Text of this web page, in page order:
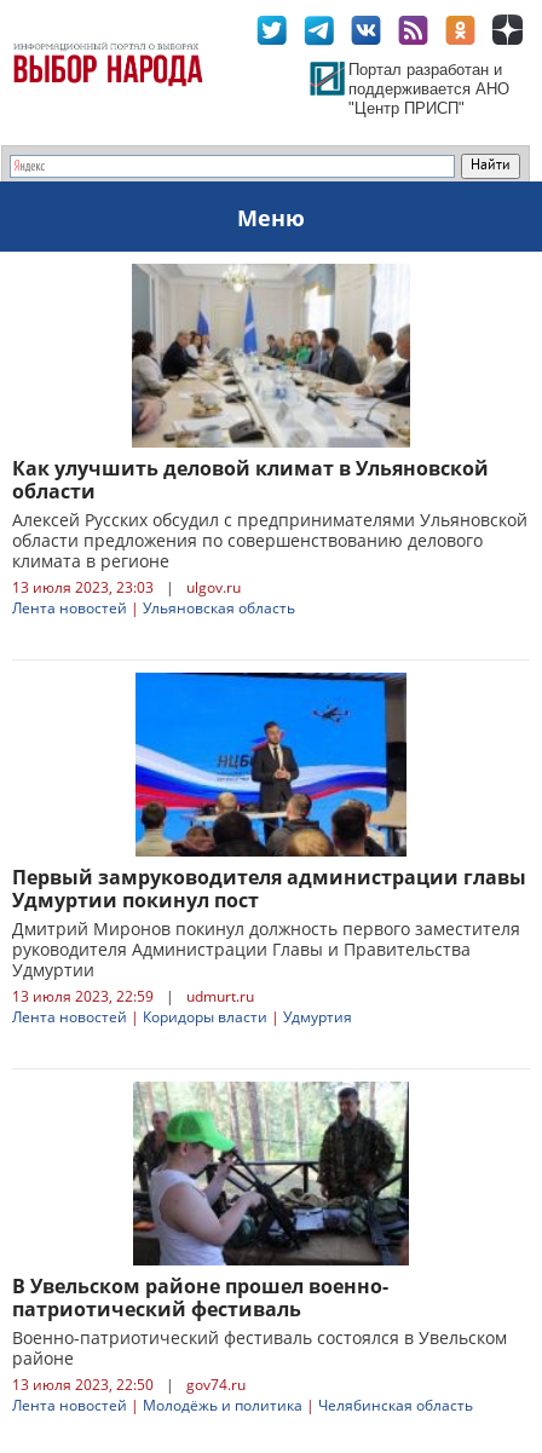
Портал разработан и
поддерживается АНО
"Центр ПРИСП"
Меню
Как улучшить деловой климат в Ульяновской
области
Алексей Русских обсудил с предпринимателями Ульяновской
области предложения по совершенствованию делового
климата в регионе
13 июля 2023, 23:03 |
ulgov.ru
Лента новостей | Ульяновская область
Первый замруководителя администрации главы
Удмуртии покинул пост
Дмитрий Миронов покинул должность первого заместителя
руководителя Администрации Главы и Правительства
Удмуртии
13 июля 2023, 22:59 |
udmurt.ru
Лента новостей | Коридоры власти | Удмуртия
В Увельском районе прошел военно-
патриотический фестиваль
Военно-патриотический фестиваль состоялся в Увельском
районе
13 июля 2023, 22:50 |
gov74.ru
Лента новостей | Молодёжь и политика | Челябинская область